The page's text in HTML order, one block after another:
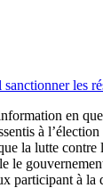
les
en
à
la lutte contre
le
participant à la